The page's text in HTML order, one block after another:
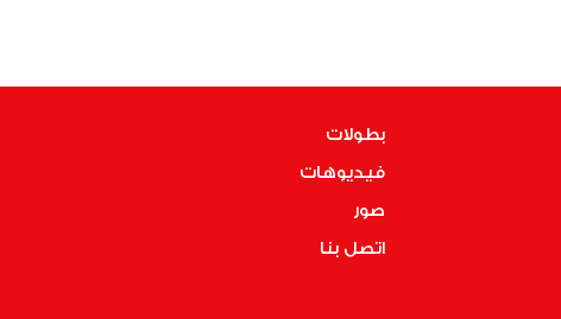
بطولات
فيديوهات
صور
اتصل بنا